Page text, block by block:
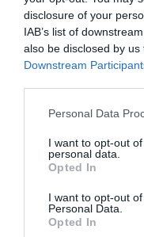
disclosure of your
IAB’s list of
also be disclosed by
Downstream
Personal Data
I want to opt-out
personal data.
Opted In
I want to opt-out
Personal Data.
Opted In
Mantente
ACTIVAR AHORA
Tags
COF de Murcia
Otras noticias